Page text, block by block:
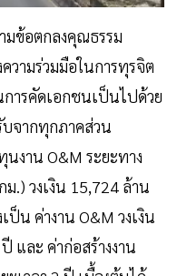
มข้อตกลงคุณธรรม
วามร่วมมือในการทุรจิต
การคัดเอกชนเป็นไปด้วย
บจากทุกภาคส่วน
นงาน O&M ระยะทาง
ม.) วงเงิน 15,724 ล้าน
น ค่างาน O&M วงเงิน
และ ค่าก่อสร้างงาน